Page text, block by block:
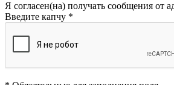
Я согласен(на) получать сообщения от
Введите капчу *